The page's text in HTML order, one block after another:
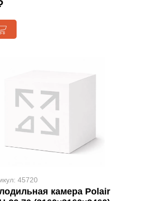
45720
камера Polair